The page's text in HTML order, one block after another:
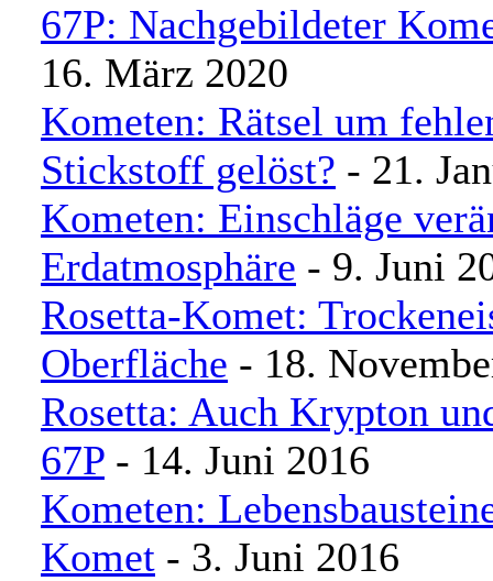
67P: Nachgebildeter
16. März 2020
Kometen: Rätsel um
Stickstoff gelöst? - 21.
Kometen: Einschläge
Erdatmosphäre - 9. Juni
Rosetta-Komet:
Oberfläche - 18.
Rosetta: Auch Krypton
67P - 14. Juni 2016
Kometen:
Komet - 3. Juni 2016